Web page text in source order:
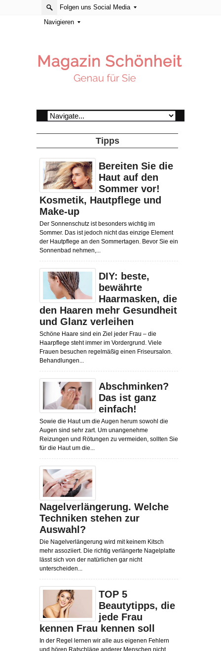
Folgen uns Social Media
Navigieren
Tipps
Bereiten Sie die
Haut auf den
Sommer vor!
Kosmetik, Hautpflege und
Make-up
Der Sonnenschutz ist besonders wichtig im
Sommer. Das ist jedoch nicht das einzige Element
der Hautpflege an den Sommertagen. Bevor Sie ein
Sonnenbad nehmen,...
DIY: beste,
bewährte
Haarmasken, die
den Haaren mehr Gesundheit
und Glanz verleihen
Schöne Haare sind ein Ziel jeder Frau – die
Haarpflege steht immer im Vordergrund. Viele
Frauen besuchen regelmäßig einen Friseursalon.
Behandlungen...
Abschminken?
Das ist ganz
einfach!
Sowie die Haut um die Augen herum sowohl die
Augen sind sehr zart. Um unangenehme
Reizungen und Rötungen zu vermeiden, sollten Sie
für die Haut um die...
Nagelverlängerung. Welche
Techniken stehen zur
Auswahl?
Die Nagelverlängerung wird mit keinem Kitsch
mehr assoziiert. Die richtig verlängerte Nagelplatte
lässt sich von der natürlichen gar nicht
unterscheiden...
TOP 5
Beautytipps, die
jede Frau
kennen Frau kennen soll
In der Regel lernen wir alle aus eigenen Fehlern